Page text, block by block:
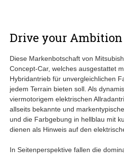
Drive your Ambition
Diese Markenbotschaft von
Concept-Car, welches ausgestattet
Hybridantrieb für unvergleichlichen
jedem Terrain bieten soll. Als
viermotorigem elektrischen
allseits bekannte und markentypische
und die Farbgebung in hellblau mit
dienen als Hinweis auf den
In Seitenperspektive fallen die